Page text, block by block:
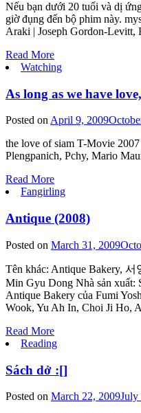
Nếu bạn dưới 20 tuổi và dị
giờ đụng đến bộ phim này.
Araki | Joseph Gordon-Levitt,
Read More
Watching
As long as we have
Posted onApril 9, 2009
the love of siam T-Movie
Plengpanich, Pchy, Mario
Read More
Fangirling
Antique (2008)
Posted on March 31, 2009
Tên khác: Antique Bakery,
Min Gyu Dong Nhà sản xuất:
Antique Bakery của Fumi
Wook, Yu Ah In, Choi Ji Ho,
Read More
Reading
Sách dở :[]
Posted on March 22, 2009July